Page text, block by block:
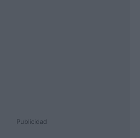
Publicidad